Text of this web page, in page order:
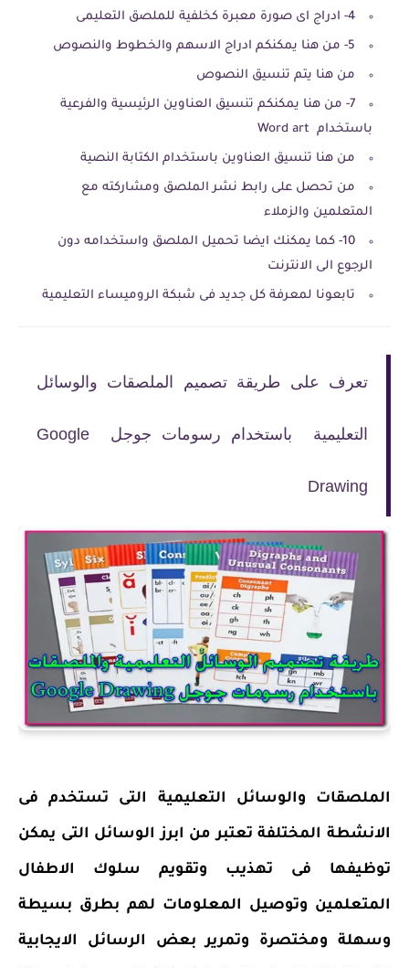
4- ادراج اى صورة معبرة كخلفية للملصق التعليمى
5- من هنا يمكنكم ادراج الاسهم والخطوط والنصوص
من هنا يتم تنسيق النصوص
7- من هنا يمكنكم تنسيق العناوين الرئيسية والفرعية
باستخدام Word art
من هنا تنسيق العناوين باستخدام الكتابة النصية
من تحصل على رابط نشر الملصق ومشاركته مع
المتعلمين والزملاء
10- كما يمكنك ايضا تحميل الملصق واستخدامه دون
الرجوع الى الانترنت
تابعونا لمعرفة كل جديد فى شبكة الروميساء التعليمية
تعرف على طريقة تصميم الملصقات والوسائل
التعليمية باستخدام رسومات جوجل Google
Drawing
الملصقات والوسائل التعليمية التى تستخدم فى
الانشطة المختلفة تعتبر من ابرز الوسائل التى يمكن
توظيفها فى تهذيب وتقويم سلوك الاطفال
المتعلمين وتوصيل المعلومات لهم بطرق بسيطة
وسهلة ومختصرة وتمرير بعض الرسائل الايجابية